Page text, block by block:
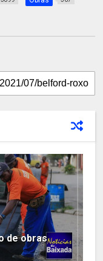
de obras